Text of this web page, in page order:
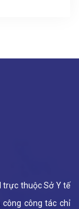
trực thuộc Sở Y tế
công công tác chỉ